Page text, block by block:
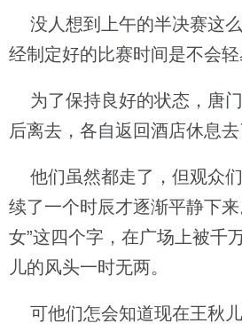
没人想到上午的半决赛这
经制定好的比赛时间是不会轻
为了保持良好的状态，唐
后离去，各自返回酒店休息去
他们虽然都走了，但观众
续了一个时辰才逐渐平静下
女”这四个字，在广场上被千
儿的风头一时无两。
可他们怎会知道现在王秋